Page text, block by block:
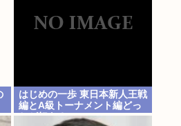
はじめの一歩 東日本新人王戦
編とA級トーナメント編どっ
ちが好き？